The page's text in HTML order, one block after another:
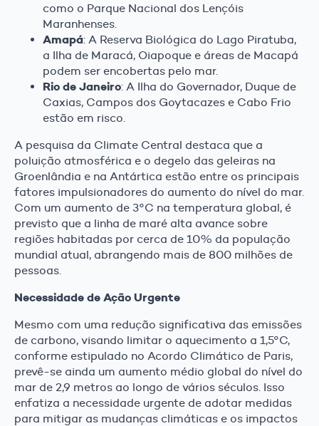
como o Parque Nacional dos Lençóis
Maranhenses.
Amapá: A Reserva Biológica do Lago Piratuba,
a Ilha de Maracá, Oiapoque e áreas de Macapá
podem ser encobertas pelo mar.
Rio de Janeiro: A Ilha do Governador, Duque de
Caxias, Campos dos Goytacazes e Cabo Frio
estão em risco.
A pesquisa da Climate Central destaca que a
poluição atmosférica e o degelo das geleiras na
Groenlândia e na Antártica estão entre os principais
fatores impulsionadores do aumento do nível do mar.
Com um aumento de 3°C na temperatura global, é
previsto que a linha de maré alta avance sobre
regiões habitadas por cerca de 10% da população
mundial atual, abrangendo mais de 800 milhões de
pessoas.
Necessidade de Ação Urgente
Mesmo com uma redução significativa das emissões
de carbono, visando limitar o aquecimento a 1,5°C,
conforme estipulado no Acordo Climático de Paris,
prevê-se ainda um aumento médio global do nível do
mar de 2,9 metros ao longo de vários séculos. Isso
enfatiza a necessidade urgente de adotar medidas
para mitigar as mudanças climáticas e os impactos